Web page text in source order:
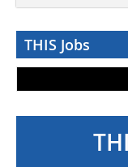
THIS Jobs